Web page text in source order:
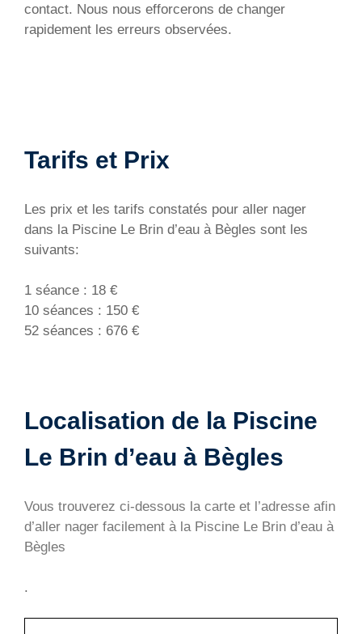
contact. Nous nous efforcerons de changer
rapidement les erreurs observées.
Tarifs et Prix
Les prix et les tarifs constatés pour aller nager
dans la Piscine Le Brin d’eau à Bègles sont les
suivants:
1 séance : 18 €
10 séances : 150 €
52 séances : 676 €
Localisation de la Piscine
Le Brin d’eau à Bègles
Vous trouverez ci-dessous la carte et l’adresse afin
d’aller nager facilement à la Piscine Le Brin d’eau à
Bègles
.